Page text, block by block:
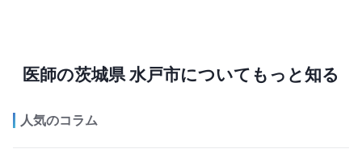
医師の茨城県 水戸市についてもっと知る
人気のコラム